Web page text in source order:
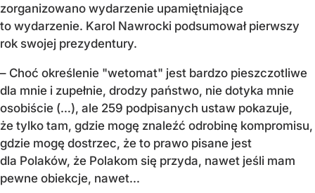
zorganizowano wydarzenie upamiętniające
to wydarzenie. Karol Nawrocki podsumował pierwszy
rok swojej prezydentury.
– Choć określenie "wetomat" jest bardzo pieszczotliwe
dla mnie i zupełnie, drodzy państwo, nie dotyka mnie
osobiście (…), ale 259 podpisanych ustaw pokazuje,
że tylko tam, gdzie mogę znaleźć odrobinę kompromisu,
gdzie mogę dostrzec, że to prawo pisane jest
dla Polaków, że Polakom się przyda, nawet jeśli mam
pewne obiekcje, nawet...